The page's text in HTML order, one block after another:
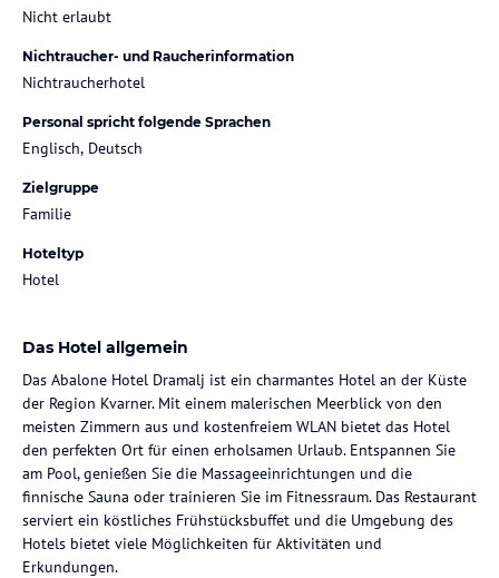
Nicht erlaubt
Nichtraucher- und Raucherinformation
Nichtraucherhotel
Personal spricht folgende Sprachen
Englisch, Deutsch
Zielgruppe
Familie
Hoteltyp
Hotel
Das Hotel allgemein
Das Abalone Hotel Dramalj ist ein charmantes Hotel an der Küste
der Region Kvarner. Mit einem malerischen Meerblick von den
meisten Zimmern aus und kostenfreiem WLAN bietet das Hotel
den perfekten Ort für einen erholsamen Urlaub. Entspannen Sie
am Pool, genießen Sie die Massageeinrichtungen und die
finnische Sauna oder trainieren Sie im Fitnessraum. Das Restaurant
serviert ein köstliches Frühstücksbuffet und die Umgebung des
Hotels bietet viele Möglichkeiten für Aktivitäten und
Erkundungen.